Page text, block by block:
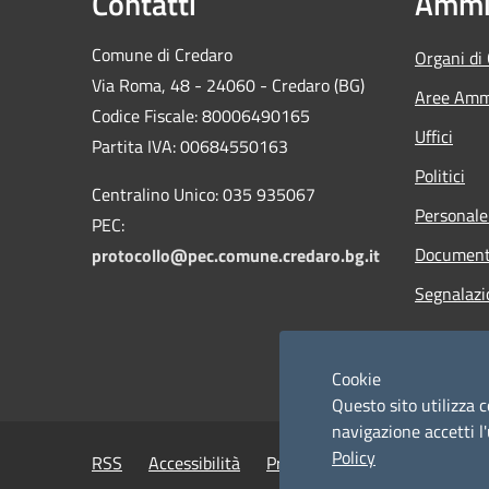
Comune di Credaro
Via Roma, 48 - 24060 - Credaro (BG)
Codice Fiscale: 80006490165
Partita IVA: 00684550163
Centralino Unico: 035 935067
PEC:
protocollo@pec.comune.credaro.bg.it
Organi di
Aree
Uffici
Politici
RSS Accessibilità Privacy Cookie
Cookie
Questo sito utilizza
navigazione accetti
Policy